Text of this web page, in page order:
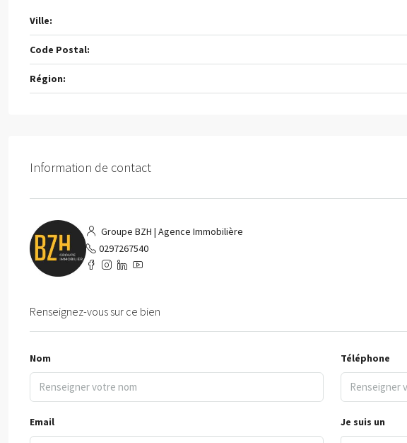
Ville:
Code Postal:
Région:
Information de contact
Groupe BZH | Agence Immobilière
0297267540
Renseignez-vous sur ce bien
Nom Téléphone
Email Je suis un